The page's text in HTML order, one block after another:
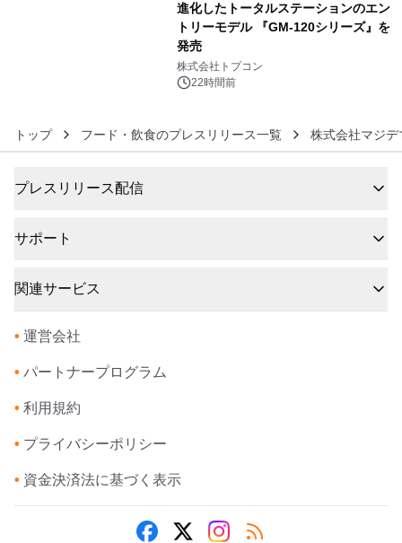
進化したトータルステーションのエン
トリーモデル 『GM-120シリーズ』を
発売
株式会社トプコン
22時間前
トップ フード・飲食のプレスリリース一覧 株式会社マジ
プレスリリース配信
サポート
関連サービス
• 運営会社
• パートナープログラム
• 利用規約
• プライバシーポリシー
• 資金決済法に基づく表示